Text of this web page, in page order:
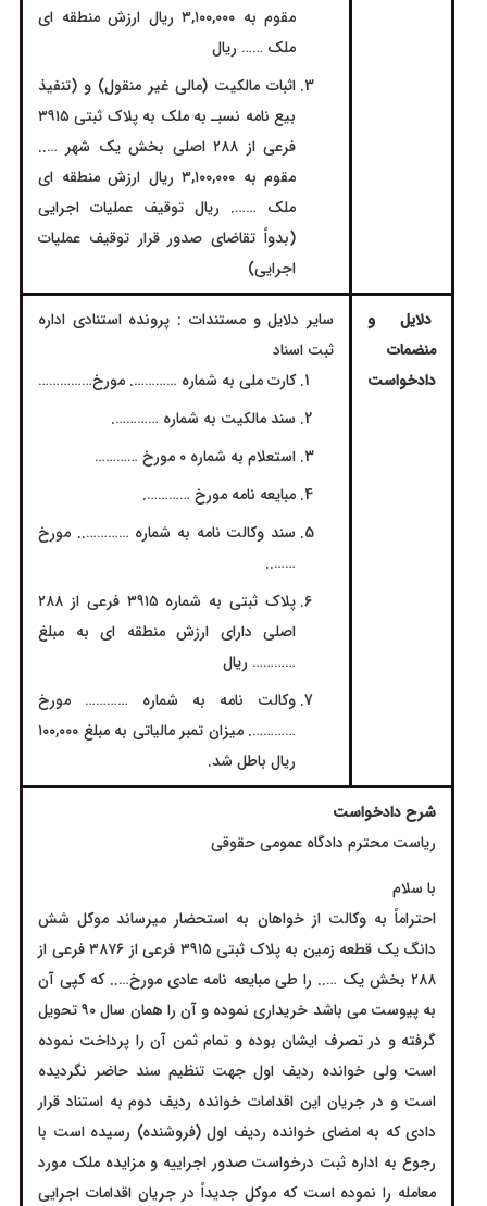
مقوم به ۳,۱۰۰,۰۰۰ ریال ارزش منطقه ای
ملک …… ریال
اثبات مالکیت (مالی غیر منقول) و (تنفيذ
بیع نامه نسبـ به ملک به پلاک ثبتی ۳۹۱۵
فرعی از ۲۸۸ اصلی بخش یک شهر …..
مقوم به ۳,۱۰۰,۰۰۰ ریال ارزش منطقه ای
ملک ……. ریال توقیف عملیات اجرایی
(بدواً تقاضای صدور قرار توقیف عملیات
اجرایی)
دلایل و
منضمات
دادخواست
سایر دلایل و مستندات : پرونده استنادی اداره
ثبت اسناد
کارت ملی به شماره …………. مورخ……………
سند مالکیت به شماره ………….
استعلام به شماره ۰ مورخ …………
مبایعه نامه مورخ ………….
سند وکالت نامه به شماره ………….. مورخ
……..
پلاک ثبتی به شماره ۳۹۱۵ فرعی از ۲۸۸
اصلی دارای ارزش منطقه ای به مبلغ
………… ریال
وکالت نامه به شماره ………… مورخ
…………. میزان تمبر مالیاتی به مبلغ ۱۰۰,۰۰۰
ریال باطل شد.
شرح دادخواست
ریاست محترم دادگاه عمومی حقوقی
با سلام
احتراماً به وکالت از خواهان به استحضار میرساند موکل شش
دانگ یک قطعه زمین به پلاک ثبتی ۳۹۱۵ فرعی از ۳۸۷۶ فرعی از
۲۸۸ بخش یک ….. را طی مبایعه نامه عادی مورخ….. که کپی آن
به پیوست می باشد خریداری نموده و آن را همان سال ۹۰ تحویل
گرفته و در تصرف ایشان بوده و تمام ثمن آن را پرداخت نموده
است ولی خوانده ردیف اول جهت تنظیم سند حاضر نگردیده
است و در جریان این اقدامات خوانده ردیف دوم به استناد قرار
دادی که به امضای خوانده ردیف اول (فروشنده) رسیده است با
رجوع به اداره ثبت درخواست صدور اجراییه و مزایده ملک مورد
معامله را نموده است که موکل جدیداً در جریان اقدامات اجرایی